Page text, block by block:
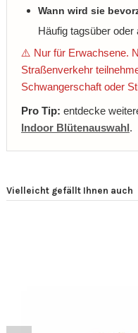
Wann wird sie
Häufig tagsüber oder
⚠️ Nur für Erwachsene.
Straßenverkehr
Schwangerschaft oder
Pro Tip: entdecke
Indoor Blütenauswahl.
Vielleicht gefällt Ihnen auch